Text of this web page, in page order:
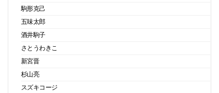
駒形克己
五味太郎
酒井駒子
さとうわきこ
新宮晋
杉山亮
スズキコージ